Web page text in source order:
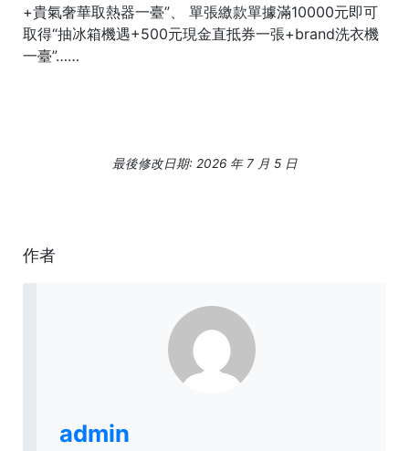
+貴氣奢華取熱器一臺”、 單張繳款單據滿10000元即可
取得“抽冰箱機遇+500元現金直抵券一張+brand洗衣機
一臺”……
最後修改日期: 2026 年 7 月 5 日
作者
admin